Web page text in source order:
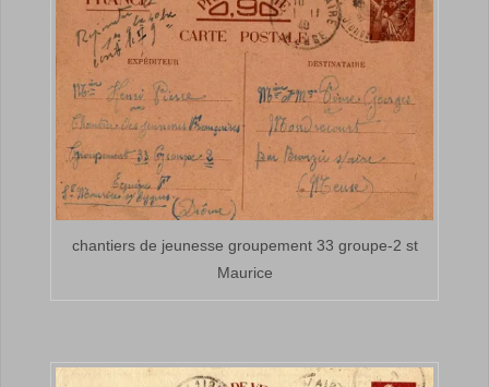
chantiers de jeunesse groupement 33 groupe-2 st
Maurice